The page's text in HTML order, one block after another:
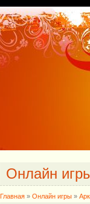
Онлайн
Главная » Онлайн игры »